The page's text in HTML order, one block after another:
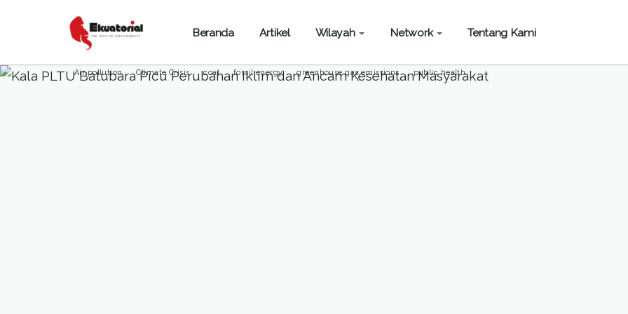
Beranda Artikel Wilayah Network Tentang Kami
ARTIKEL
Air pollution Climate Crisis coal fossil energy greenhouse gas emissions public health